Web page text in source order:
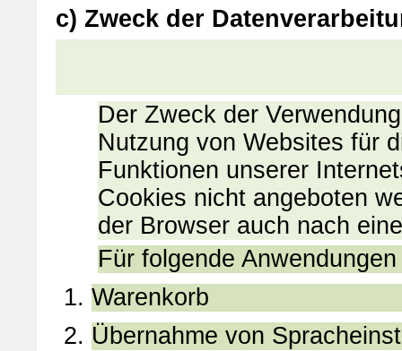
c) Zweck der
Der Zweck der
Nutzung von Websites für
Funktionen unserer
Cookies nicht angeboten
der Browser auch nach
Für folgende
Warenkorb
Übernahme von